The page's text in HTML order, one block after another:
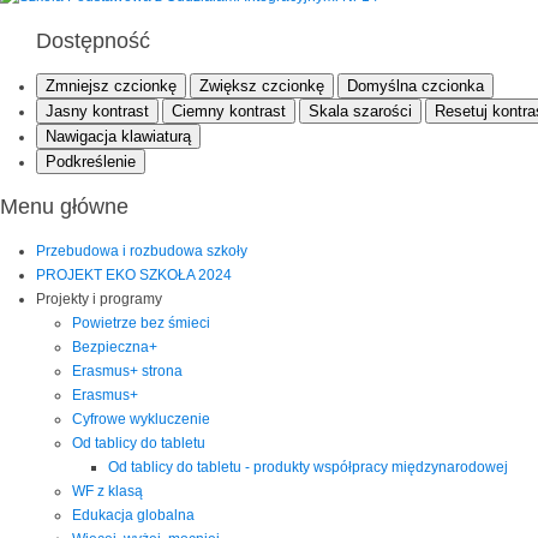
Dostępność
Zmniejsz czcionkę Zwiększ czcionkę
Domyślna czcionka
Jasny kontrast
Ciemny kontrast Skala szarości
Resetuj
Nawigacja klawiaturą
Podkreślenie
Menu główne
Przebudowa i rozbudowa szkoły
PROJEKT EKO SZKOŁA 2024
Projekty i programy
Powietrze bez śmieci
Bezpieczna+
Erasmus+ strona
Erasmus+
Cyfrowe wykluczenie
Od tablicy do tabletu
Od tablicy do tabletu - produkty współpracy międzynarodowej
WF z klasą
Edukacja globalna